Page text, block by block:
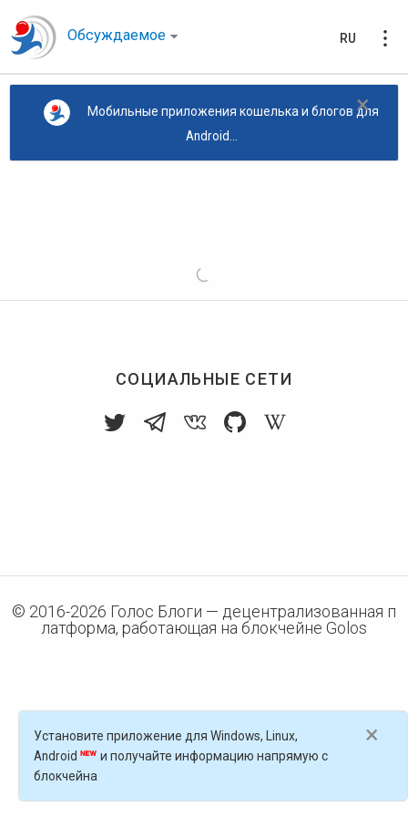
Обсуждаемое RU
×
Мобильные приложения кошелька и блогов для
Android...
СОЦИАЛЬНЫЕ СЕТИ
© 2016-2026 Голос Блоги — децентрализованная п
латформа, работающая на блокчейне Golos
×
Установите приложение для Windows, Linux,
Android
и получайте информацию напрямую с
блокчейна